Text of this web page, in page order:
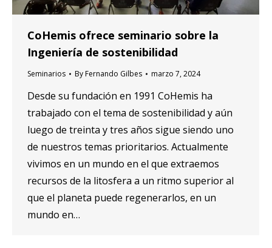
CoHemis ofrece seminario sobre la
Ingeniería de sostenibilidad
Seminarios ByFernando Gilbes marzo 7, 2024
Desde su fundación en 1991 CoHemis ha
trabajado con el tema de sostenibilidad y aún
luego de treinta y tres años sigue siendo uno
de nuestros temas prioritarios. Actualmente
vivimos en un mundo en el que extraemos
recursos de la litosfera a un ritmo superior al
que el planeta puede regenerarlos, en un
mundo en…